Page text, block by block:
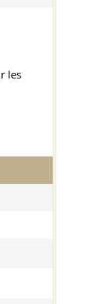
les